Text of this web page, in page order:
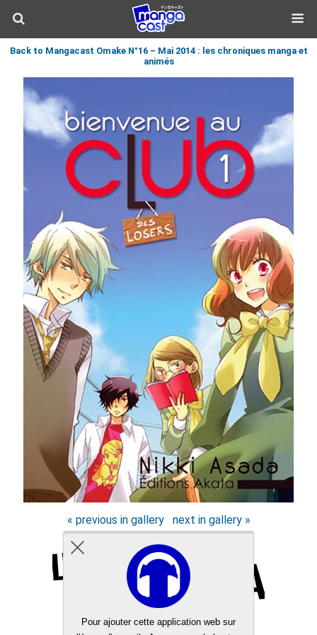
Back to Mangacast Omake N°16 – Mai 2014 : les chroniques manga et
animés
« previous in gallery next in gallery »